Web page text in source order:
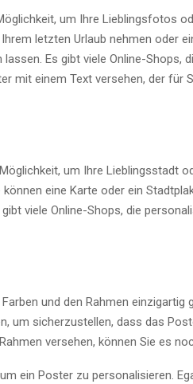
um Ihre Lieblingsfotos
letzten Urlaub nehmen oder
Es gibt viele Online-Shops,
mit einem Text versehen, der für
um Ihre Lieblingsstadt
eine Karte oder ein
viele Online-Shops, die
und den Rahmen einzigartig
um sicherzustellen, dass das
versehen, können Sie es
ein Poster zu personalisieren.